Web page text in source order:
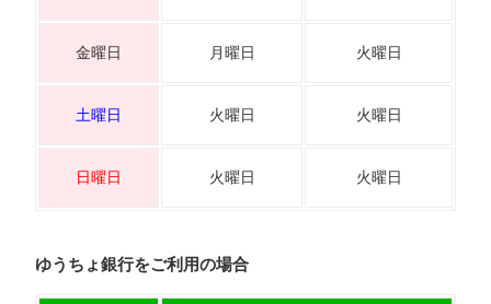
金曜日 月曜日 火曜日
土曜日 火曜日 火曜日
日曜日 火曜日 火曜日
ゆうちょ銀行をご利用の場合